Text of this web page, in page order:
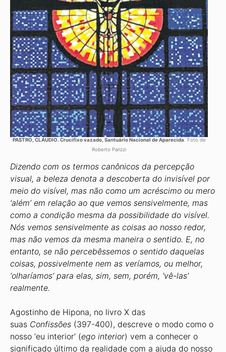
PASTRO, CLÁUDIO. Crucifixo vazado, Santuário Nacional de Aparecida . Foto de
Roberto Parizzi
Dizendo com os termos canônicos da percepção
visual, a beleza denota a descoberta do invisível por
meio do visível, mas não como um acréscimo ou mero
‘além’ em relação ao que vemos sensivelmente, mas
como a condição mesma da possibilidade do visível.
Nós vemos sensivelmente as coisas ao nosso redor,
mas não vemos da mesma maneira o sentido. E, no
entanto, se não percebêssemos o sentido daquelas
coisas, possivelmente nem as veríamos, ou melhor,
‘olharíamos’ para elas, sim, sem, porém, ‘vê-las’
realmente.
Agostinho de Hipona, no livro X das
suas Confissões (397-400), descreve o modo como o
nosso ‘eu interior’ (ego interior) vem a conhecer o
significado último da realidade com a ajuda do nosso